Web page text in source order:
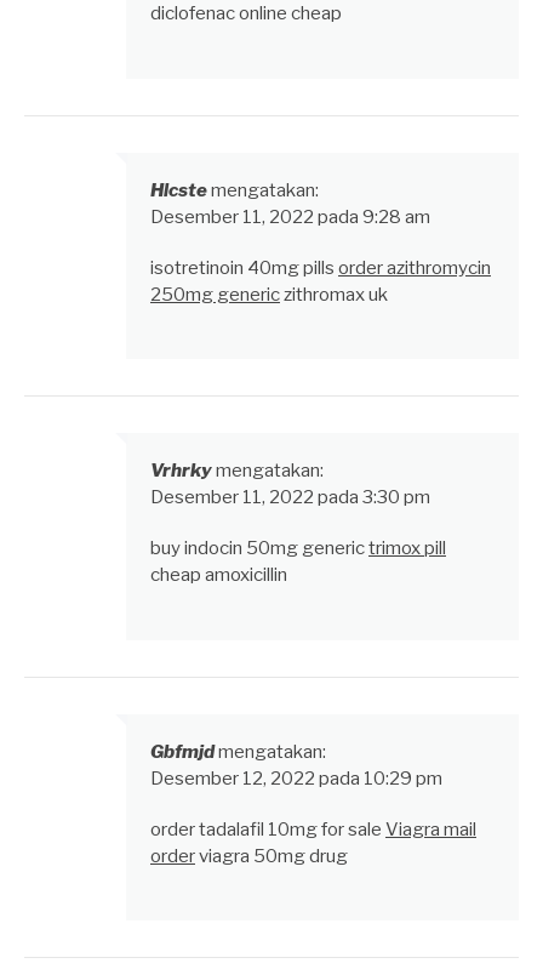
diclofenac online cheap
Hlcstemengatakan:
Desember 11, 2022 pada 9:28 am
isotretinoin 40mg pills order azithromycin
250mg genericzithromax uk
Vrhrkymengatakan:
Desember 11, 2022 pada 3:30 pm
buy indocin 50mg generictrimox pill
cheap amoxicillin
Gbfmjdmengatakan:
Desember 12, 2022 pada 10:29 pm
order tadalafil 10mg for sale Viagra mail
orderviagra 50mg drug